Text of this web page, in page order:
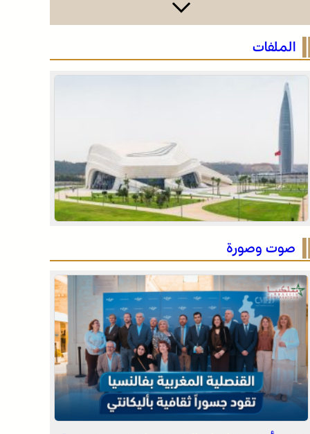
التفاصيل الكاملة لاقتحام ولي العهد مياه سبتة المحتلة
العثور على جثة مقطعة الأطراف داخل عشة بمنطقة
الجريمة
وجدة .. توقيف هولندي مبحوث عنه دولياً من طرف
“الأنتربول” للاشتباه في ارتباطه بشبكة إجرامية عابرة
الرباط في صيف سياحي استثنائي .. ارتفاع الإقبال ينعش
القطاع الفندقي
التفاصيل الكاملة لاقتحام ولي العهد مياه سبتة المحتلة
على لسان الهدهد !
الملفات
صوت وصورة